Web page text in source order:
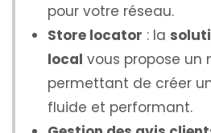
pour votre réseau.
Store locator : la
local vous propose un
permettant de créer
fluide et performant.